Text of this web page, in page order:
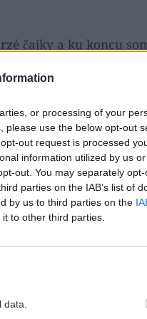
or processing of your
please use the below opt-out
out request is processed
information utilized by us
out. You may separately
parties on the IAB’s list of
by us to third parties on the
to other third parties.
čajky a ku koncu
sa po útese nad
zážitok.
v galérii)
niekoľko mostíkov
jej začiatok.
, ktorý sa nachádza asi
pri nástupe. Prípadne